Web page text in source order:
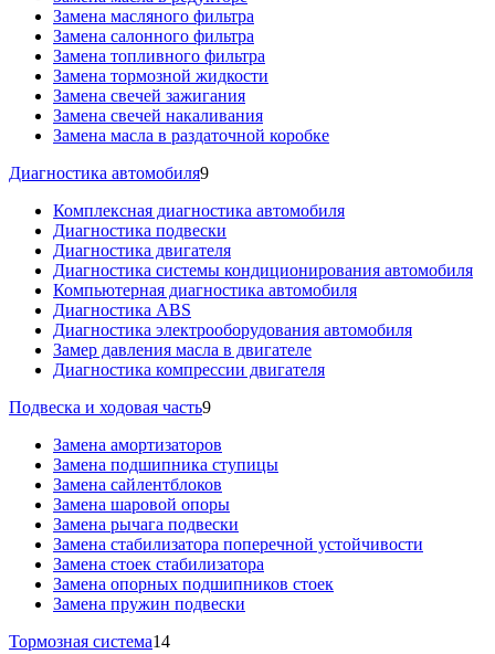
Замена масляного фильтра
Замена салонного фильтра
Замена топливного фильтра
Замена тормозной жидкости
Замена свечей зажигания
Замена свечей накаливания
Замена масла в раздаточной коробке
Диагностика автомобиля9
Комплексная диагностика автомобиля
Диагностика подвески
Диагностика двигателя
Диагностика системы кондиционирования автомобиля
Компьютерная диагностика автомобиля
Диагностика ABS
Диагностика электрооборудования автомобиля
Замер давления масла в двигателе
Диагностика компрессии двигателя
Подвеска и ходовая часть9
Замена амортизаторов
Замена подшипника ступицы
Замена сайлентблоков
Замена шаровой опоры
Замена рычага подвески
Замена стабилизатора поперечной устойчивости
Замена стоек стабилизатора
Замена опорных подшипников стоек
Замена пружин подвески
Тормозная система14